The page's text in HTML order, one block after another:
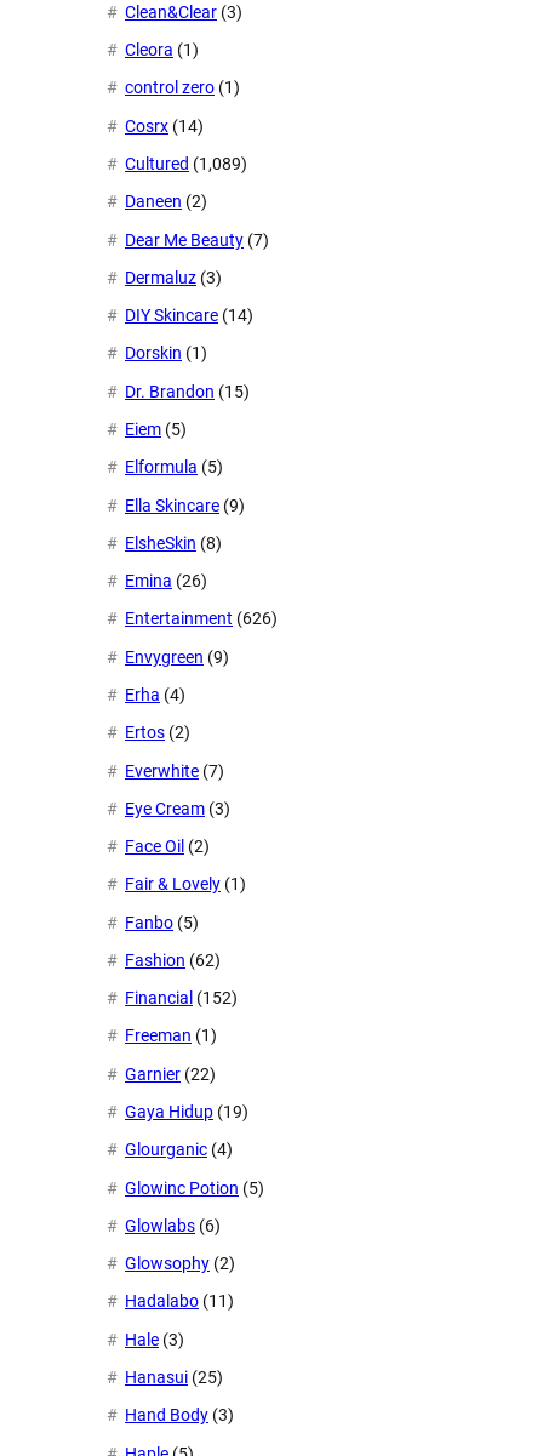
Clean&Clear (3)
Cleora (1)
control zero (1)
Cosrx (14)
Cultured (1,089)
Daneen (2)
Dear Me Beauty (7)
Dermaluz (3)
DIY Skincare (14)
Dorskin (1)
Dr. Brandon (15)
Eiem (5)
Elformula (5)
Ella Skincare (9)
ElsheSkin (8)
Emina (26)
Entertainment (626)
Envygreen (9)
Erha (4)
Ertos (2)
Everwhite (7)
Eye Cream (3)
Face Oil (2)
Fair & Lovely (1)
Fanbo (5)
Fashion (62)
Financial (152)
Freeman (1)
Garnier (22)
Gaya Hidup (19)
Glourganic (4)
Glowinc Potion (5)
Glowlabs (6)
Glowsophy (2)
Hadalabo (11)
Hale (3)
Hanasui (25)
Hand Body (3)